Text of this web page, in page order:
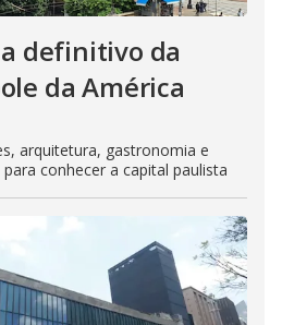
definitivo da
da América
arquitetura, gastronomia e
conhecer a capital paulista